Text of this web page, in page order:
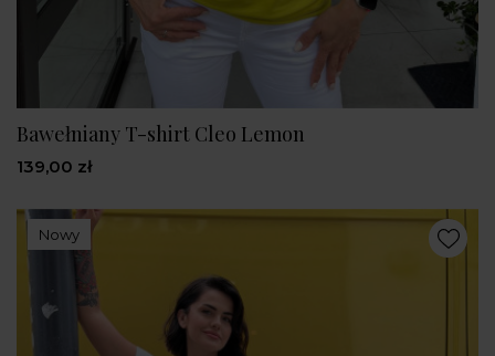
Bawełniany T-shirt Cleo Lemon
139,00 zł
Nowy